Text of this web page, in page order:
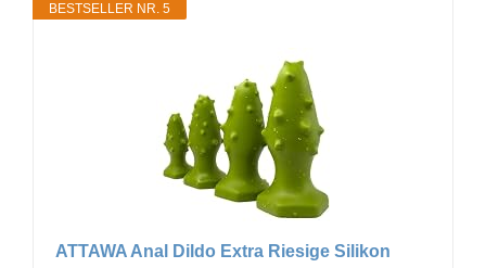
BESTSELLER NR. 5
ATTAWA Anal Dildo Extra Riesige Silikon